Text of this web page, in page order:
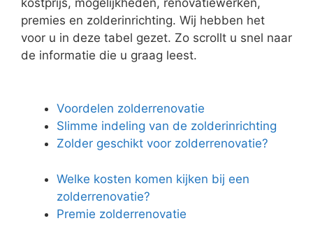
kostprijs, mogelijkheden, renovatiewerken,
premies en zolderinrichting. Wij hebben het
voor u in deze tabel gezet. Zo scrollt u snel naar
de informatie die u graag leest.
Voordelen zolderrenovatie
Slimme indeling van de zolderinrichting
Zolder geschikt voor zolderrenovatie?
Welke kosten komen kijken bij een
zolderrenovatie?
Premie zolderrenovatie